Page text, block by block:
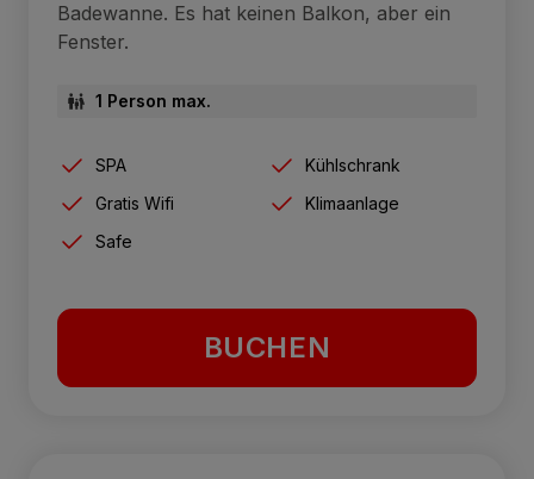
Badewanne. Es hat keinen Balkon, aber ein
Fenster.
1 Person max.
SPA
Kühlschrank
Gratis Wifi
Klimaanlage
Safe
BUCHEN